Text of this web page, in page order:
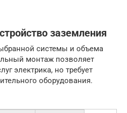
заземления
системы и объема
монтаж позволяет
электрика, но требует
оборудования.